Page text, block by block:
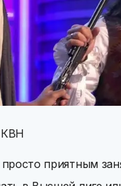
КВН
просто приятным